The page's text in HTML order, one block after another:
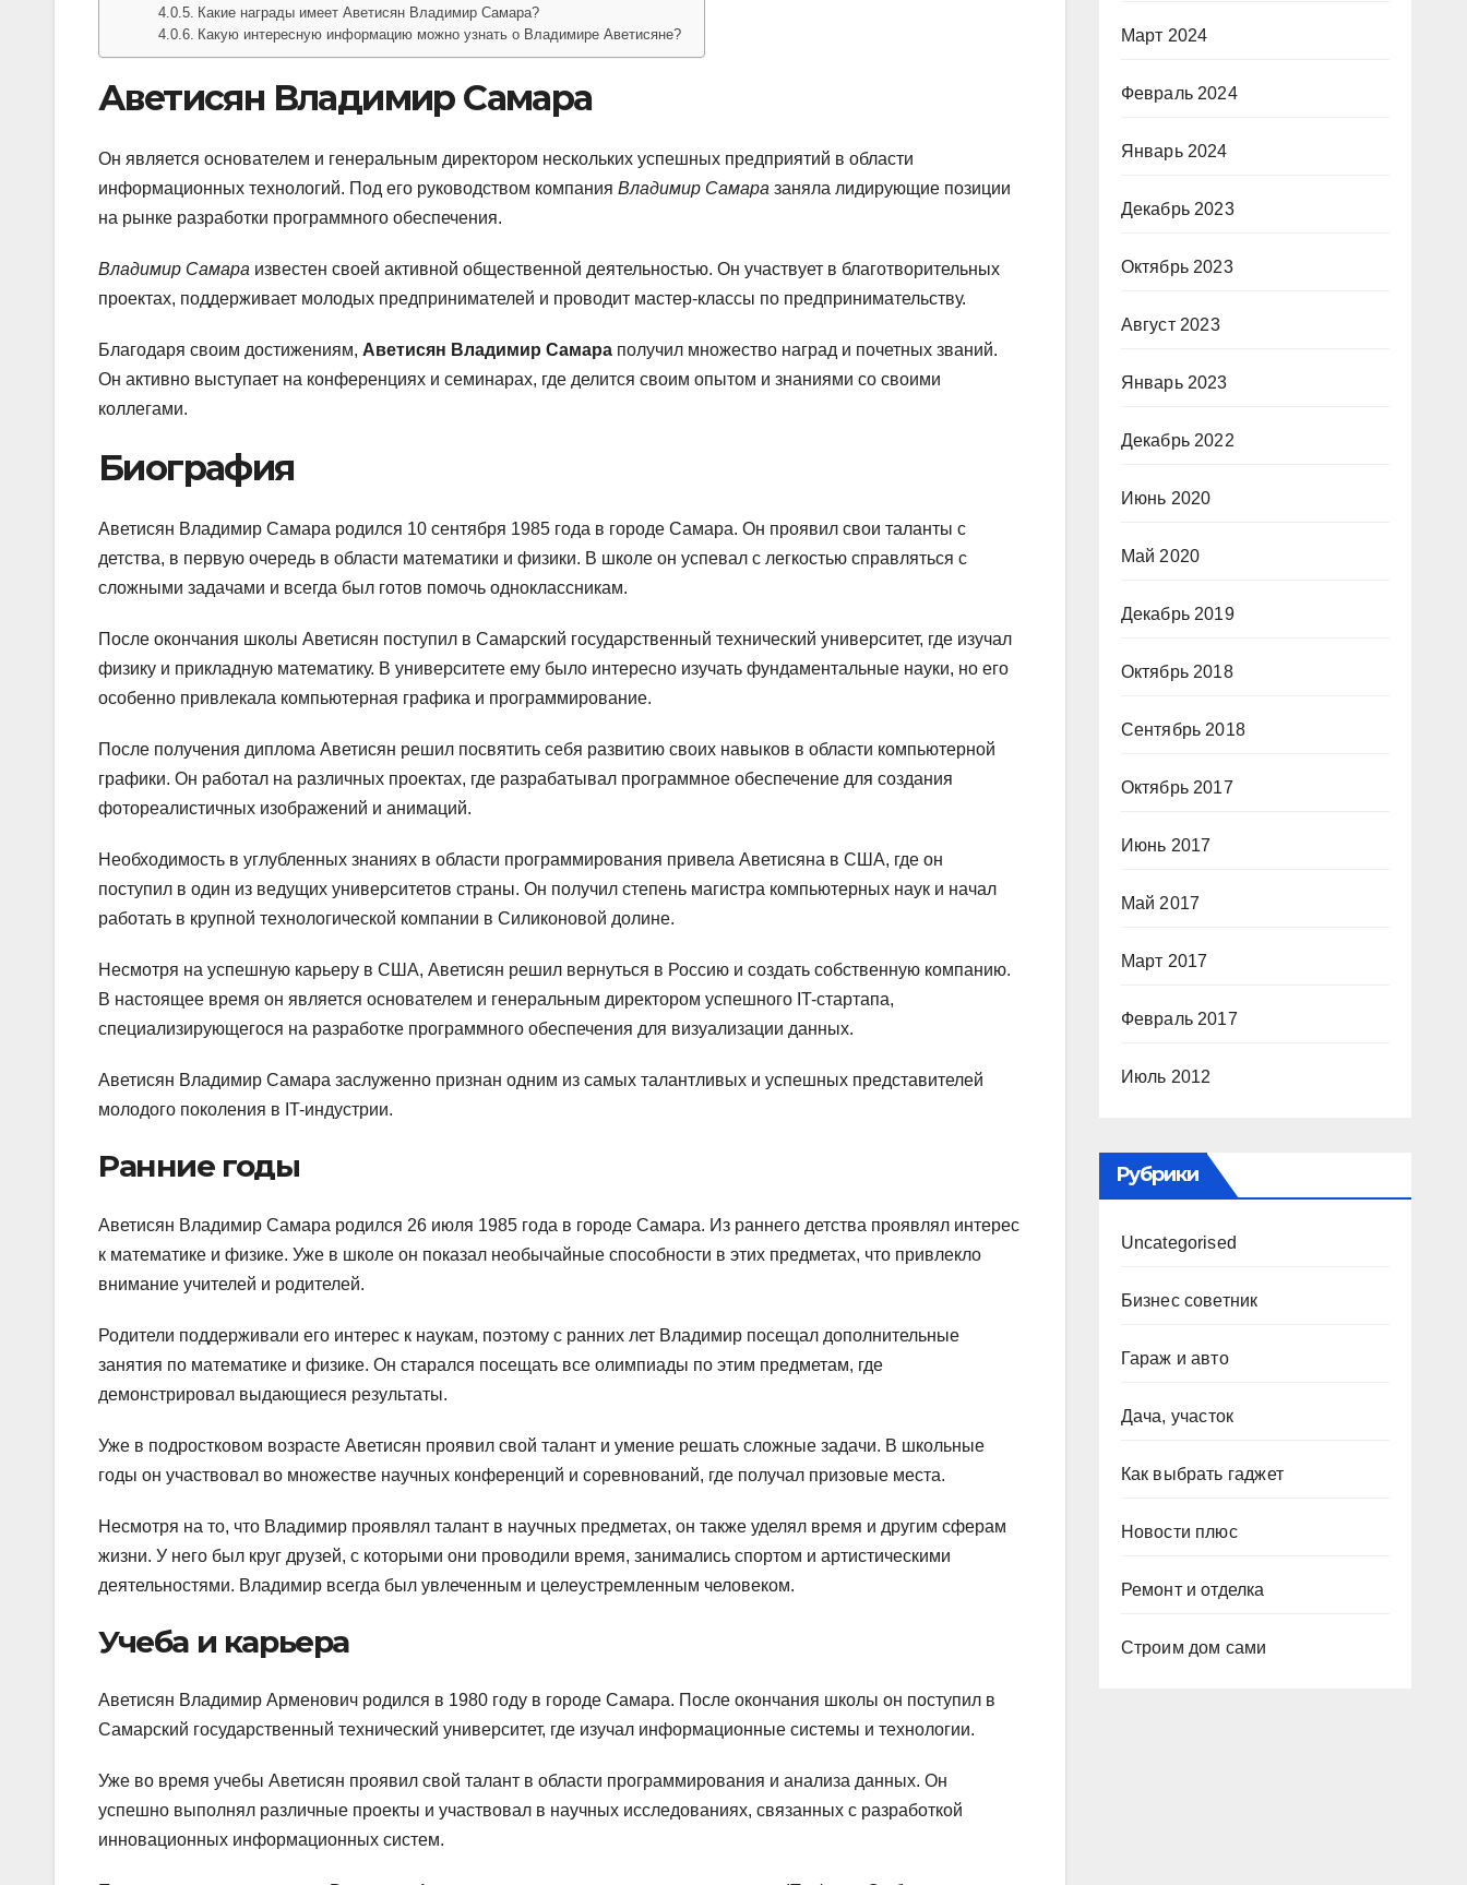
Какие награды имеет Аветисян Владимир Самара?
Какую интересную информацию можно узнать о Владимире Аветисяне?
Аветисян Владимир Самара
Он является основателем и генеральным директором нескольких успешных предприятий в области
информационных технологий. Под его руководством компания Владимир Самара заняла лидирующие позиции
на рынке разработки программного обеспечения.
Владимир Самара известен своей активной общественной деятельностью. Он участвует в благотворительных
проектах, поддерживает молодых предпринимателей и проводит мастер-классы по предпринимательству.
Благодаря своим достижениям, Аветисян Владимир Самара получил множество наград и почетных званий.
Он активно выступает на конференциях и семинарах, где делится своим опытом и знаниями со своими
коллегами.
Биография
Аветисян Владимир Самара родился 10 сентября 1985 года в городе Самара. Он проявил свои таланты с
детства, в первую очередь в области математики и физики. В школе он успевал с легкостью справляться с
сложными задачами и всегда был готов помочь одноклассникам.
После окончания школы Аветисян поступил в Самарский государственный технический университет, где изучал
физику и прикладную математику. В университете ему было интересно изучать фундаментальные науки, но его
особенно привлекала компьютерная графика и программирование.
После получения диплома Аветисян решил посвятить себя развитию своих навыков в области компьютерной
графики. Он работал на различных проектах, где разрабатывал программное обеспечение для создания
фотореалистичных изображений и анимаций.
Необходимость в углубленных знаниях в области программирования привела Аветисяна в США, где он
поступил в один из ведущих университетов страны. Он получил степень магистра компьютерных наук и начал
работать в крупной технологической компании в Силиконовой долине.
Несмотря на успешную карьеру в США, Аветисян решил вернуться в Россию и создать собственную компанию.
В настоящее время он является основателем и генеральным директором успешного IT-стартапа,
специализирующегося на разработке программного обеспечения для визуализации данных.
Аветисян Владимир Самара заслуженно признан одним из самых талантливых и успешных представителей
молодого поколения в IT-индустрии.
Ранние годы
Аветисян Владимир Самара родился 26 июля 1985 года в городе Самара. Из раннего детства проявлял интерес
к математике и физике. Уже в школе он показал необычайные способности в этих предметах, что привлекло
внимание учителей и родителей.
Родители поддерживали его интерес к наукам, поэтому с ранних лет Владимир посещал дополнительные
занятия по математике и физике. Он старался посещать все олимпиады по этим предметам, где
демонстрировал выдающиеся результаты.
Уже в подростковом возрасте Аветисян проявил свой талант и умение решать сложные задачи. В школьные
годы он участвовал во множестве научных конференций и соревнований, где получал призовые места.
Несмотря на то, что Владимир проявлял талант в научных предметах, он также уделял время и другим сферам
жизни. У него был круг друзей, с которыми они проводили время, занимались спортом и артистическими
деятельностями. Владимир всегда был увлеченным и целеустремленным человеком.
Учеба и карьера
Аветисян Владимир Арменович родился в 1980 году в городе Самара. После окончания школы он поступил в
Самарский государственный технический университет, где изучал информационные системы и технологии.
Уже во время учебы Аветисян проявил свой талант в области программирования и анализа данных. Он
успешно выполнял различные проекты и участвовал в научных исследованиях, связанных с разработкой
инновационных информационных систем.
Март 2024
Февраль 2024
Январь 2024
Декабрь 2023
Октябрь 2023
Август 2023
Январь 2023
Декабрь 2022
Июнь 2020
Май 2020
Декабрь 2019
Октябрь 2018
Сентябрь 2018
Октябрь 2017
Июнь 2017
Май 2017
Март 2017
Февраль 2017
Июль 2012
Рубрики
Uncategorised
Бизнес советник
Гараж и авто
Дача, участок
Как выбрать гаджет
Новости плюс
Ремонт и отделка
Строим дом сами